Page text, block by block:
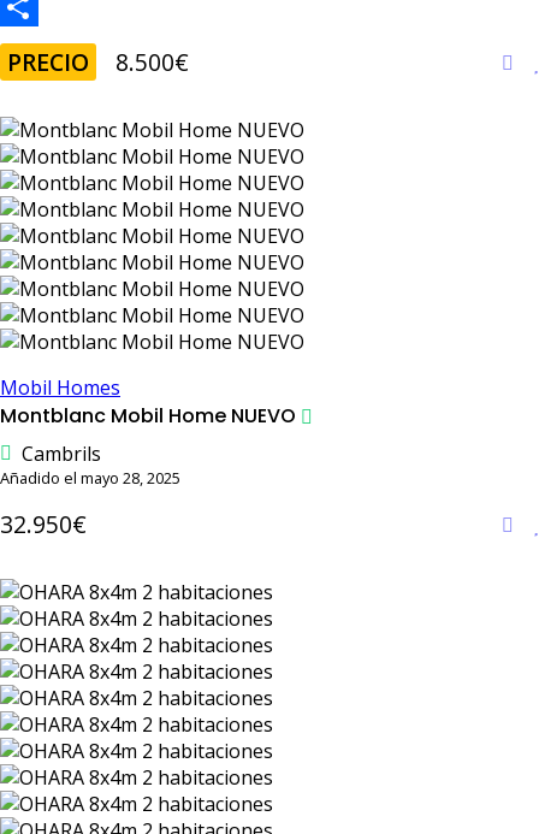
a
t
s
A
p
p
F
a
c
e
b
o
o
k
C
o
m
p
a
r
t
i
r
PRECIO 8.500€
Mobil Homes
Montblanc Mobil Home NUEVO
Cambrils
Añadido el mayo 28, 2025
32.950€